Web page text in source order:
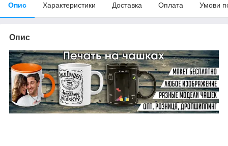
Опис Характеристики Доставка Оплата Умови
Опис